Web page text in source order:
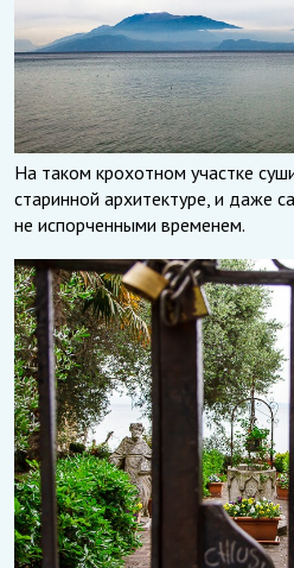
На таком крохотном участке
старинной архитектуре, и даже
не испорченными временем.